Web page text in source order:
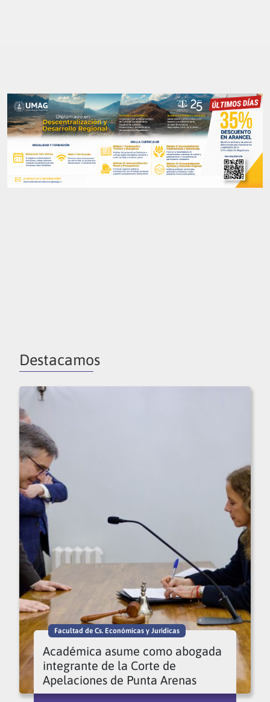
Destacamos
Facultad de Cs. Económicas y Jurídicas
Académica asume como abogada
integrante de la Corte de
Apelaciones de Punta Arenas